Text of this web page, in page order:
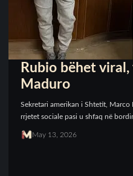
Rubio bëhet
Maduro
Sekretari amerikan i Shtetit,
rrjetet sociale pasi u shfaq në
May 13, 2026